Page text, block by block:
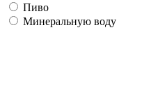
Пиво
Минеральную воду